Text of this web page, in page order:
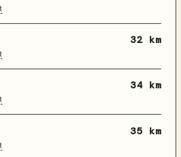
32 km
34 km
35 km